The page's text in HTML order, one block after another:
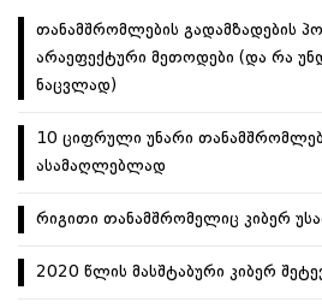
თანამშრომლების გადამზადების
არაეფექტური მეთოდები (და რა
ნაცვლად)
10 ციფრული უნარი
ასამაღლებლად
რიგითი თანამშრომელიც კიბერ
2020 წლის მასშტაბური კიბერ